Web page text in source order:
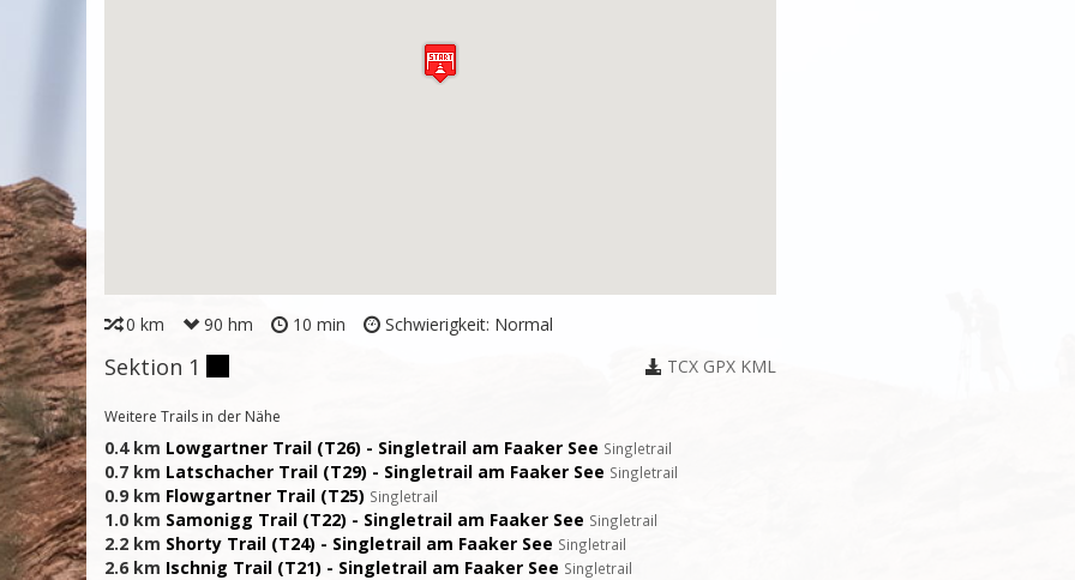
0 km 90 hm 10 min Schwierigkeit: Normal
Sektion 1 TCX GPX KML
Weitere Trails in der Nähe
0.4 km Lowgartner Trail (T26) - Singletrail am Faaker See Singletrail
0.7 km Latschacher Trail (T29) - Singletrail am Faaker See Singletrail
0.9 km Flowgartner Trail (T25) Singletrail
1.0 km Samonigg Trail (T22) - Singletrail am Faaker See Singletrail
2.2 km Shorty Trail (T24) - Singletrail am Faaker See Singletrail
2.6 km Ischnig Trail (T21) - Singletrail am Faaker See Singletrail